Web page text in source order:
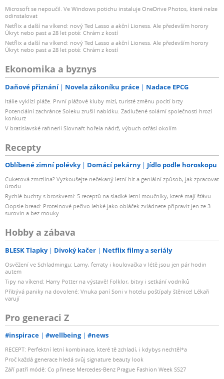
Microsoft se nepoučil. Ve Windows potichu instaluje OneDrive Photos, které nelze
odinstalovat
Netflix a další na víkend: nový Ted Lasso a akční Lioness. Ale především horory
Úkryt nebo past a 28 let poté: Chrám z kostí
Netflix a další na víkend: nový Ted Lasso a akční Lioness. Ale především horory
Úkryt nebo past a 28 let poté: Chrám z kostí
Ekonomika a byznys
Daňové přiznání Novela zákoníku práce Nadace EPCG
Itálie vyklízí pláže. První plážové kluby mizí, turisté změnu pocítí brzy
Potenciální zachránce Soleku zrušil nabídku. Zadlužené solární společnosti hrozí
konkurz
V bratislavské rafinerii Slovnaft hořela nádrž, výbuch otřásl okolím
Recepty
Oblíbené zimní polévky Domácí pekárny Jídlo podle horoskopu
Cuketová zmrzlina? Vyzkoušejte nečekaný letní hit a geniální způsob, jak zpracovat
úrodu
Rychlé buchty s broskvemi: 5 receptů na sladké letní moučníky, které mají šťávu
Oopsie bread: Proteinové pečivo lehké jako obláček zvládnete připravit jen ze 3
surovin a bez mouky
Hobby a zábava
BLESK Tlapky Divoký kačer Netflix filmy a seriály
Osvěžení ve Schladmingu: Lamy, ferraty i koulovačka v létě jsou jen pár hodin
autem
Tipy na víkend: Harry Potter na výstavě! Folklor, bitvy i setkání vodníků
Přibývá paniky na dovolené: Vnuka paní Soni v hotelu poštípaly štěnice! Lékaři
varují
Pro generaci Z
#inspirace #wellbeing #news
RECEPT: Perfektní letní kombinace, které tě zchladí, i kdybys nechtěl*a
Proč každá generace hledá svůj signature beauty look
Září patří módě: Co přinese Mercedes-Benz Prague Fashion Week SS27